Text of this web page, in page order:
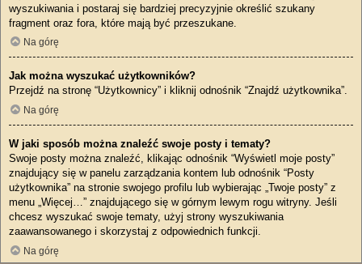
wyszukiwania i postaraj się bardziej precyzyjnie określić szukany
fragment oraz fora, które mają być przeszukane.
Na górę
Jak można wyszukać użytkowników?
Przejdź na stronę “Użytkownicy” i kliknij odnośnik “Znajdź użytkownika”.
Na górę
W jaki sposób można znaleźć swoje posty i tematy?
Swoje posty można znaleźć, klikając odnośnik “Wyświetl moje posty”
znajdujący się w panelu zarządzania kontem lub odnośnik “Posty
użytkownika” na stronie swojego profilu lub wybierając „Twoje posty” z
menu „Więcej…” znajdującego się w górnym lewym rogu witryny. Jeśli
chcesz wyszukać swoje tematy, użyj strony wyszukiwania
zaawansowanego i skorzystaj z odpowiednich funkcji.
Na górę